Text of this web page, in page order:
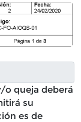
o queja deberá
su
es de